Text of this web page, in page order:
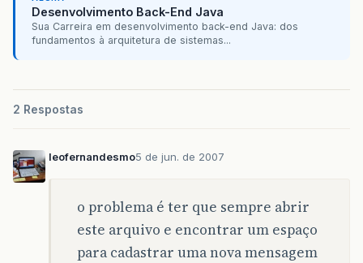
Desenvolvimento Back-End Java
Sua Carreira em desenvolvimento back-end Java: dos
fundamentos à arquitetura de sistemas...
2 Respostas
leofernandesmo5 de jun. de 2007
o problema é ter que sempre abrir
este arquivo e encontrar um espaço
para cadastrar uma nova mensagem